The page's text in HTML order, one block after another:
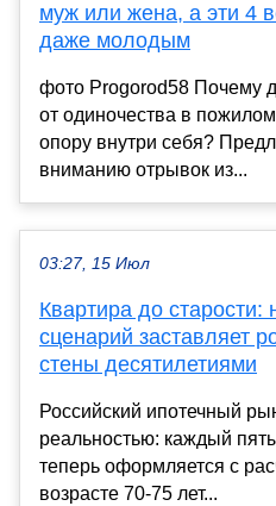
муж или жена, а эти 4
даже молодым
фото Progorod58 Почему
от одиночества в
опору внутри себя?
вниманию отрывок из...
03:27, 15 Июл
Квартира до старости:
сценарий заставляет
стены десятилетиями
Российский ипотечный
реальностью: каждый
теперь оформляется с
возрасте 70-75 лет...